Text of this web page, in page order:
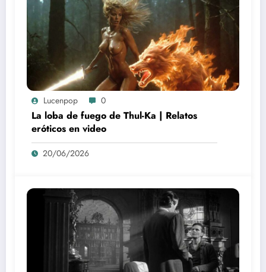
Lucenpop 0
La loba de fuego de Thul-Ka | Relatos
eróticos en video
20/06/2026